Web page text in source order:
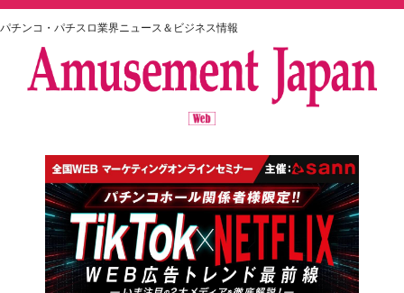
パチンコ・パチスロ業界ニュース＆ビジネス情報